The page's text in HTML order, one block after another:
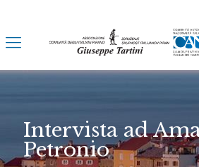
Intervista ad
Petronio